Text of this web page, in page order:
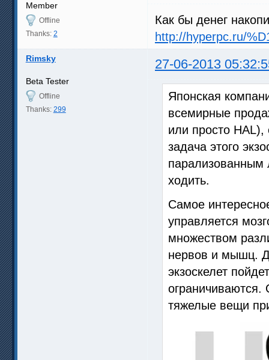
Member
Offline
Thanks: 2
Как бы денег
http://hyperpc.ru/
Rimsky 27-06-2013
Beta Tester
Offline
Thanks: 299
Японская
всемирные
или просто
задача этого
ходить.
Самое
управляется
множеством
нервов и мышц.
экзоскелет
ограничиваются.
тяжелые вещи